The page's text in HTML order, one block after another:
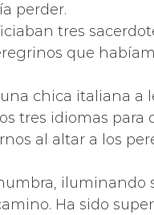
perder.
tres
que
chica italiana
tres idiomas para
al altar a los
Ha sido